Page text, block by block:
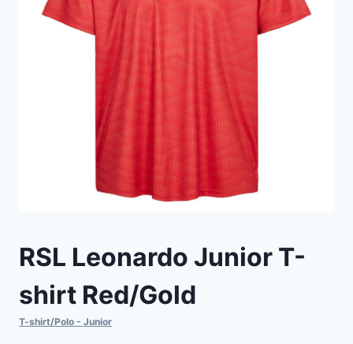
RSL Leonardo Junior T-
shirt Red/Gold
T-shirt/Polo - Junior